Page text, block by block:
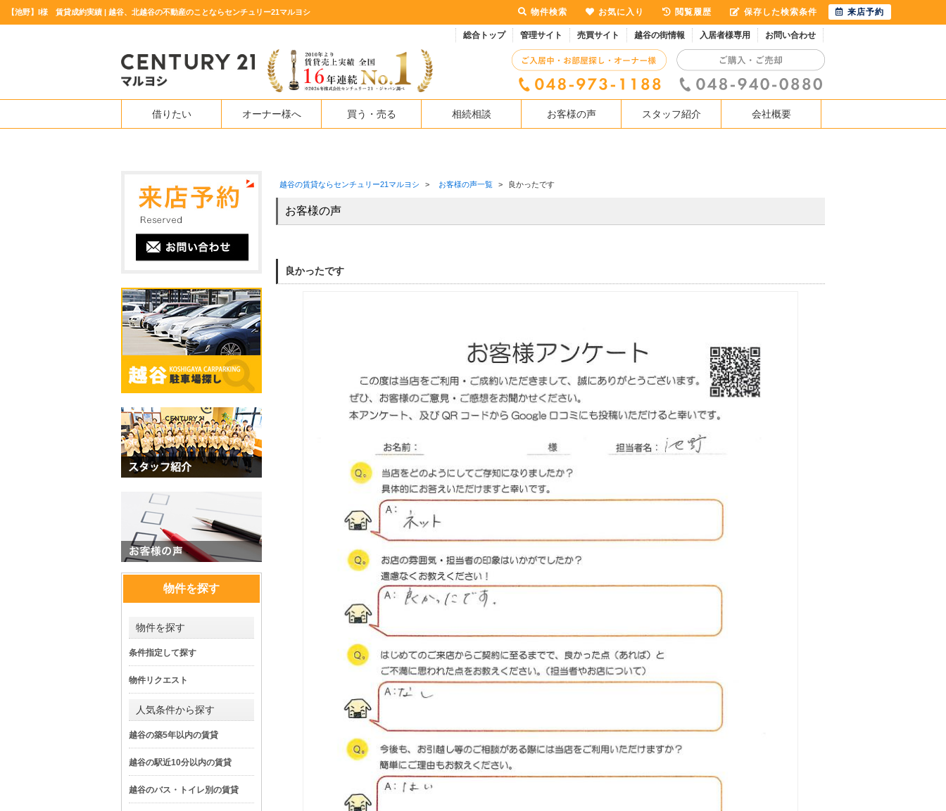
【池野】I様 賃貸成約実績 | 越谷、北越谷の不動産のことならセンチュリー21マルヨシ
総合トップ 管理サイト 売買サイト 越谷の街情報 入居者様専用 お問い合わせ
借りたい オーナー様へ 買う・売る 相続相談 お客様の声 スタッフ紹介 会社概要
越谷の賃貸ならセンチュリー21マルヨシ > お客様の声一覧 > 良かったです
お客様の声
良かったです
物件を探す
物件を探す
条件指定して探す
物件リクエスト
人気条件から探す
越谷の築5年以内の賃貸
越谷の駅近10分以内の賃貸
越谷のバス・トイレ別の賃貸
物件検索 お気に入り 閲覧履歴 保存した検索条件 来店予約